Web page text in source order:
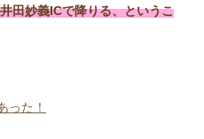
田妙義ICで降りる、というこ
った！